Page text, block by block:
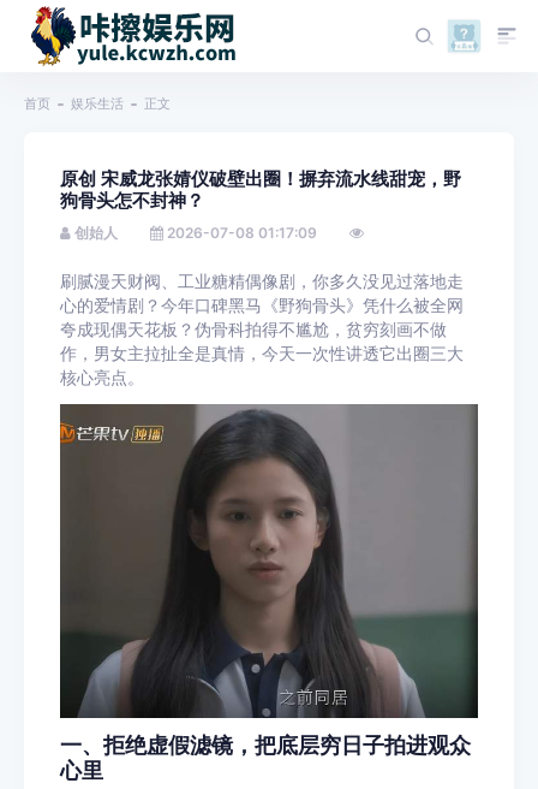
首页 娱乐生活 正文
原创 宋威龙张婧仪破壁出圈！摒弃流水线甜宠，野
狗骨头怎不封神？
创始人 2026-07-08 01:17:09
刷腻漫天财阀、工业糖精偶像剧，你多久没见过落地走
心的爱情剧？今年口碑黑马《野狗骨头》凭什么被全网
夸成现偶天花板？伪骨科拍得不尴尬，贫穷刻画不做
作，男女主拉扯全是真情，今天一次性讲透它出圈三大
核心亮点。
一、拒绝虚假滤镜，把底层穷日子拍进观众
心里